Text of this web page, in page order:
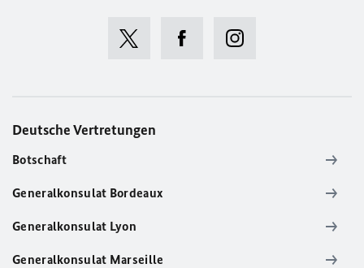
Deutsche Vertretungen
Botschaft
Generalkonsulat Bordeaux
Generalkonsulat Lyon
Generalkonsulat Marseille